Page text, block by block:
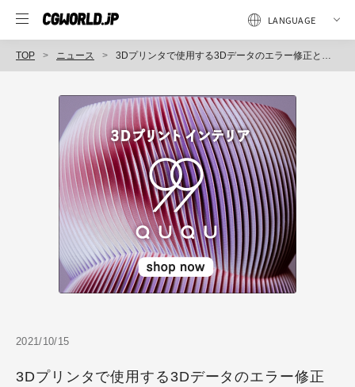
TOP ニュース 3Dプリンタで使用する3Dデータのエラー修正と形状を自動で最適化「Mimaki 3D Print prep Pro」を発表（ミマキエンジニアリング）
2021/10/15
3Dプリンタで使用する3Dデータのエラー修正